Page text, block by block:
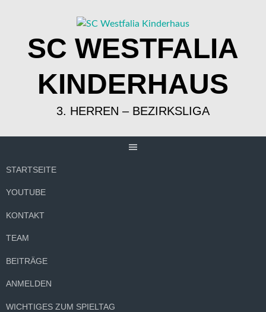
SC WESTFALIA
KINDERHAUS
3. HERREN – BEZIRKSLIGA
STARTSEITE
YOUTUBE
KONTAKT
TEAM
BEITRÄGE
ANMELDEN
WICHTIGES ZUM SPIELTAG